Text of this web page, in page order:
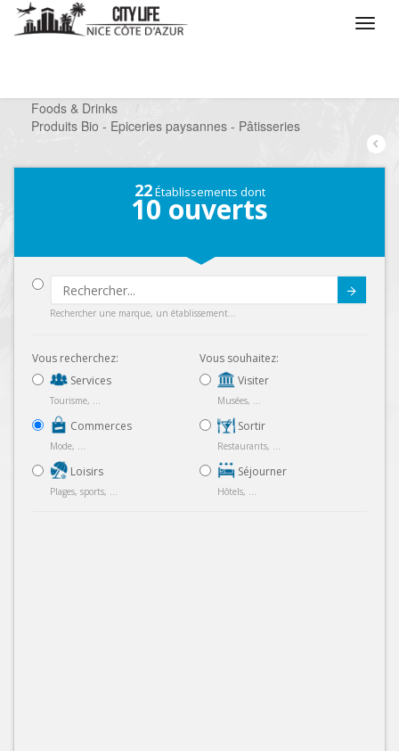
Foods & Drinks
/
Produits Bio - Epiceries paysannes - Pâtisseries
22Établissements dont
10 ouverts
Rechercher une marque, un établissement...
Vous recherchez:
Services
Tourisme, ...
Commerces
Mode, ...
Loisirs
Plages, sports, ...
Vous souhaitez:
Visiter
Musées, ...
Sortir
Restaurants, ...
Séjourner
Hôtels, ...